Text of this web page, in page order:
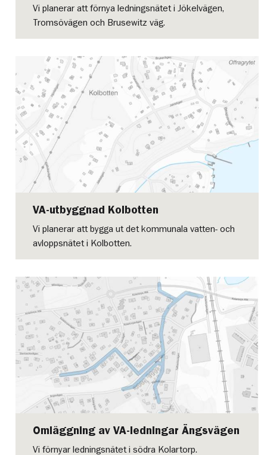
Vi planerar att förnya ledningsnätet i Jökelvägen,
Tromsövägen och Brusewitz väg.
VA-utbyggnad Kolbotten
Vi planerar att bygga ut det kommunala vatten- och
avloppsnätet i Kolbotten.
Omläggning av VA-ledningar Ängsvägen
Vi förnyar ledningsnätet i södra Kolartorp.